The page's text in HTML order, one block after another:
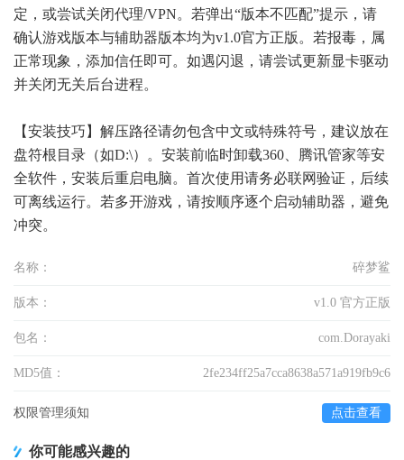
定，或尝试关闭代理/VPN。若弹出“版本不匹配”提示，请
确认游戏版本与辅助器版本均为v1.0官方正版。若报毒，属
正常现象，添加信任即可。如遇闪退，请尝试更新显卡驱动
并关闭无关后台进程。
【安装技巧】解压路径请勿包含中文或特殊符号，建议放在
盘符根目录（如D:\）。安装前临时卸载360、腾讯管家等安
全软件，安装后重启电脑。首次使用请务必联网验证，后续
可离线运行。若多开游戏，请按顺序逐个启动辅助器，避免
冲突。
名称： 碎梦鲨
版本： v1.0 官方正版
包名： com.Dorayaki
MD5值： 2fe234ff25a7cca8638a571a919fb9c6
权限管理须知 点击查看
你可能感兴趣的